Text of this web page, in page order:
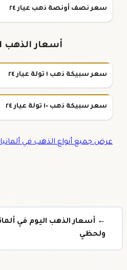
سعر نصف أونصة ذهب عيار ٢٤
أسعار الذهب
سعر سبيكة ذهب ١ تولة عيار ٢٤
سعر سبيكة ذهب ١٠ تولة عيار ٢٤
عرض جميع أنواع الذهب في ألمانيا
← أسعار الذهب اليوم في
ولحظي